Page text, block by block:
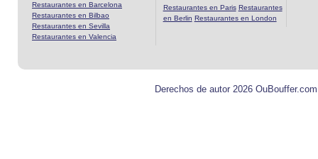
Restaurantes en Barcelona
Restaurantes en Bilbao
Restaurantes en Sevilla
Restaurantes en Valencia
Restaurantes en Paris Restaurantes
en Berlin Restaurantes en London
Derechos de autor 2026